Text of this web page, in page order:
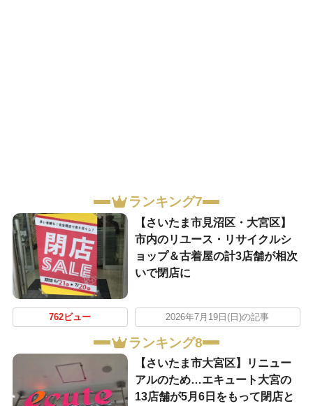
ランキング7
【さいたま市見沼区・大宮区】
市内のリユース・リサイクルシ
ョップ＆古着屋の計3店舗が相次
いで閉店に
762ビュー 2026年7月19日(日)の記事
ランキング8
【さいたま市大宮区】リニュー
アルのため…エキュート大宮の
13店舗が5月6日をもって閉店と